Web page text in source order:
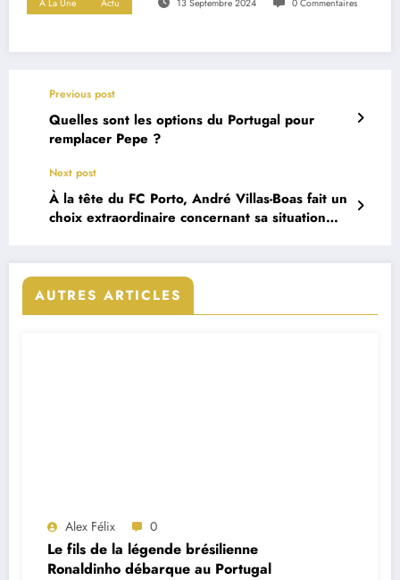
A La Une Actu 13 Septembre 2024 0 Commentaires
Previous post
Quelles sont les options du Portugal pour
remplacer Pepe ?
Next post
À la tête du FC Porto, André Villas-Boas fait un
choix extraordinaire concernant sa situation
AUTRES ARTICLES
Alex Félix 0
Le fils de la légende brésilienne
Ronaldinho débarque au Portugal